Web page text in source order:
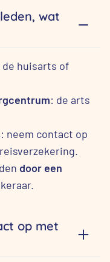
wat
huisarts of
: de arts
: neem contact op
door een
op met